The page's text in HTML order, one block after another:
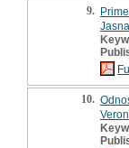
9.
10.